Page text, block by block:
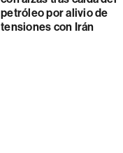
petróleo por alivio de
tensiones con Irán